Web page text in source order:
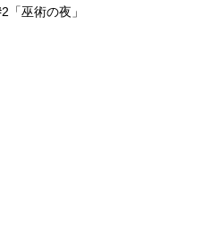
「巫術の夜」